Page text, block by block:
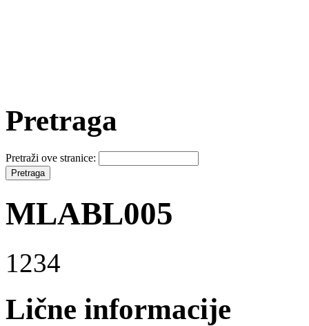
Pretraga
Pretraži ove stranice:
MLABL005
1234
Lične informacije